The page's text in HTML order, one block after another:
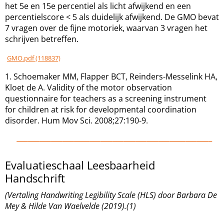
het 5e en 15e percentiel als licht afwijkend en een
percentielscore < 5 als duidelijk afwijkend. De GMO bevat
7 vragen over de fijne motoriek, waarvan 3 vragen het
schrijven betreffen.
GMO.pdf (118837)
1. Schoemaker MM, Flapper BCT, Reinders-Messelink HA,
Kloet de A. Validity of the motor observation
questionnaire for teachers as a screening instrument
for children at risk for developmental coordination
disorder. Hum Mov Sci. 2008;27:190-9.
Evaluatieschaal Leesbaarheid
Handschrift
(Vertaling Handwriting Legibility Scale (HLS) doorBarbara De
Mey & Hilde Van Waelvelde (2019).(1)